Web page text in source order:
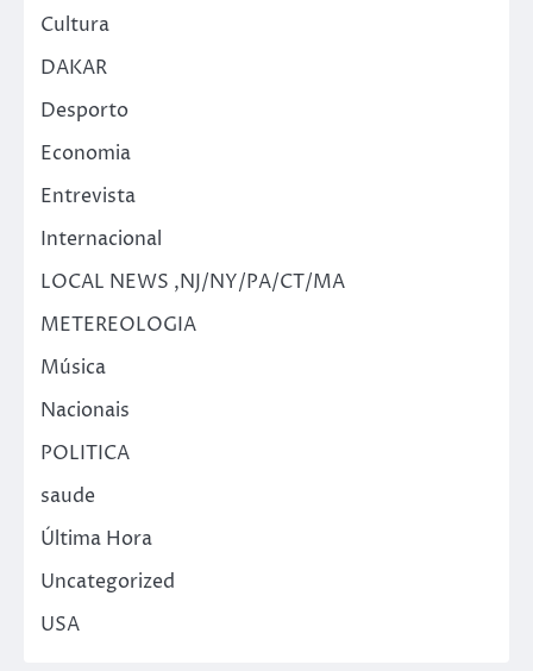
Cultura
DAKAR
Desporto
Economia
Entrevista
Internacional
LOCAL NEWS ,NJ/NY/PA/CT/MA
METEREOLOGIA
Música
Nacionais
POLITICA
saude
Última Hora
Uncategorized
USA